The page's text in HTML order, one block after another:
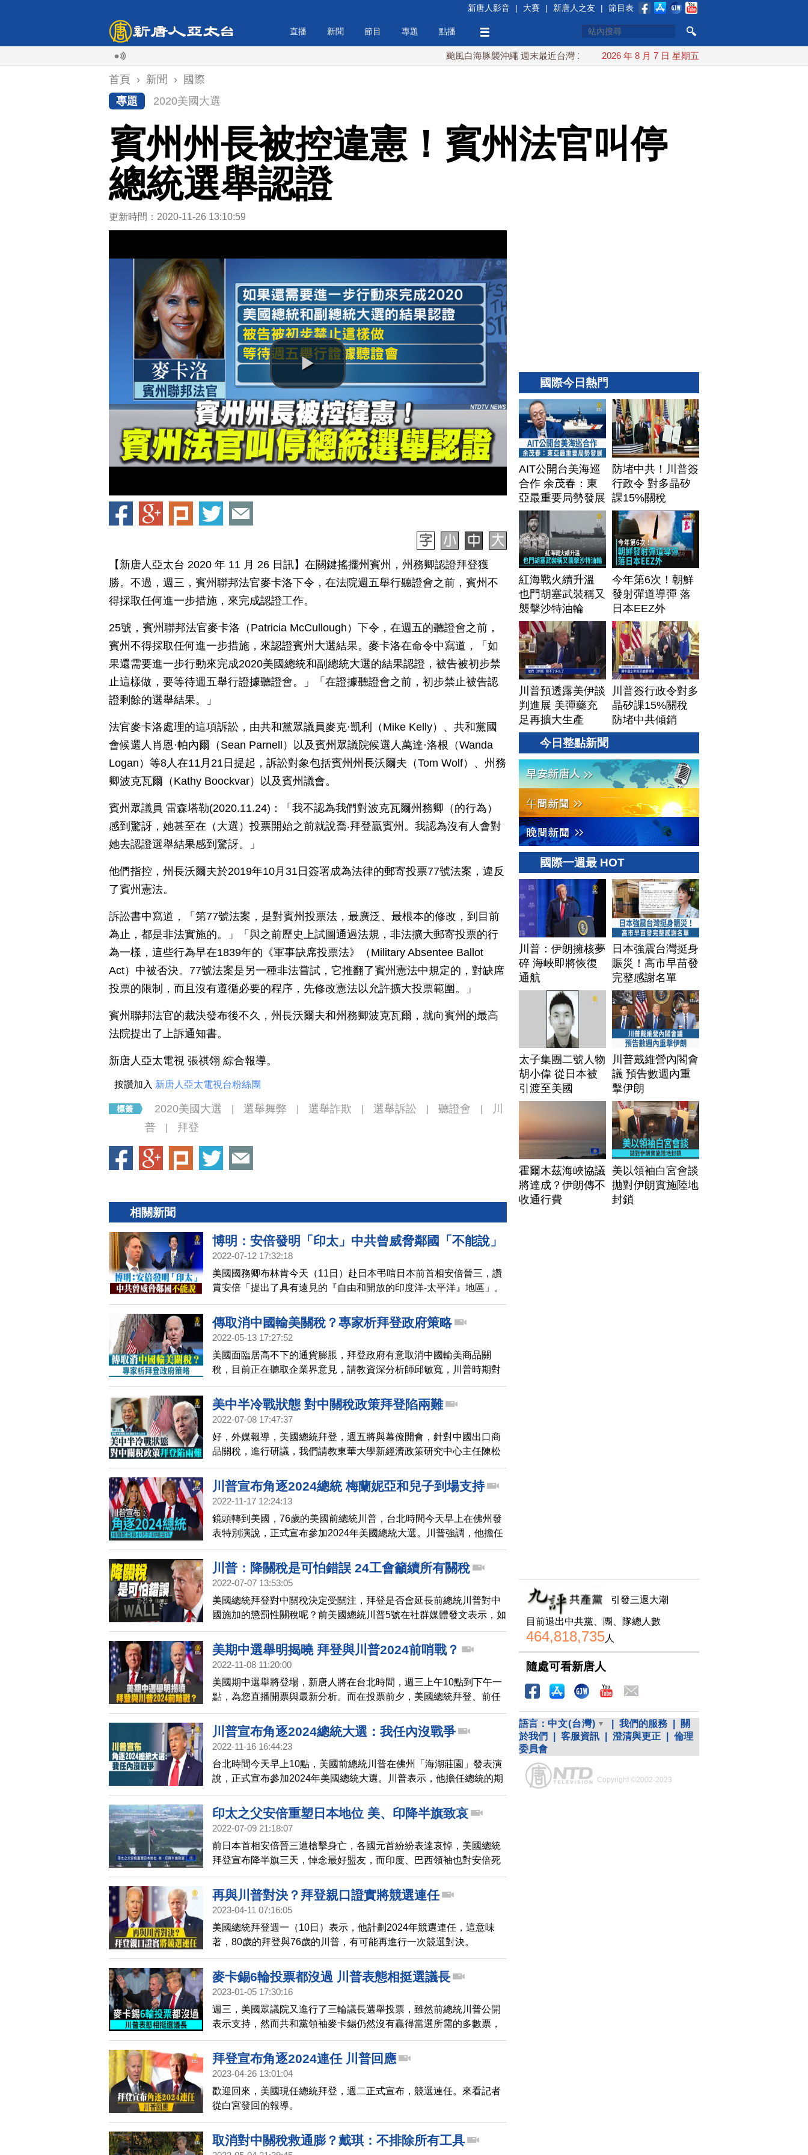
新唐人影音 | 大賽 | 新唐人之友 | 節目表
直播 新聞 節目 專題 點播
颱風白海豚襲沖繩 週末最近台灣 10日登陸浙江 川普預透露美伊談判進展 美彈藥充足再擴大生
2026 年 8 月 7 日 星期五
首頁 › 新聞 ›
國際
專題
2020美國大選
賓州州長被控違憲！賓州法官叫停
總統選舉認證
更新時間：2020-11-26 13:10:59
【新唐人亞太台 2020 年 11 月 26 日訊】在關鍵搖擺州賓州，州務卿認證拜登獲
勝。不過，週三，賓州聯邦法官麥卡洛下令，在法院週五舉行聽證會之前，賓州不
得採取任何進一步措施，來完成認證工作。
25號，賓州聯邦法官麥卡洛（Patricia McCullough）下令，在週五的聽證會之前，
賓州不得採取任何進一步措施，來認證賓州大選結果。麥卡洛在命令中寫道，「如
果還需要進一步行動來完成2020美國總統和副總統大選的結果認證，被告被初步禁
止這樣做，要等待週五舉行證據聽證會。」「在證據聽證會之前，初步禁止被告認
證剩餘的選舉結果。」
法官麥卡洛處理的這項訴訟，由共和黨眾議員麥克·凱利（Mike Kelly）、共和黨國
會候選人肖恩·帕內爾（Sean Parnell）以及賓州眾議院候選人萬達·洛根（Wanda
Logan）等8人在11月21日提起，訴訟對象包括賓州州長沃爾夫（Tom Wolf）、州務
卿波克瓦爾（Kathy Boockvar）以及賓州議會。
賓州眾議員 雷森塔勒(2020.11.24)：「我不認為我們對波克瓦爾州務卿（的行為）
感到驚訝，她甚至在（大選）投票開始之前就說喬‧拜登贏賓州。我認為沒有人會對
她去認證選舉結果感到驚訝。」
他們指控，州長沃爾夫於2019年10月31日簽署成為法律的郵寄投票77號法案，違反
了賓州憲法。
訴訟書中寫道，「第77號法案，是對賓州投票法，最廣泛、最根本的修改，到目前
為止，都是非法實施的。」「與之前歷史上試圖通過法規，非法擴大郵寄投票的行
為一樣，這些行為早在1839年的《軍事缺席投票法》（Military Absentee Ballot
Act）中被否決。77號法案是另一種非法嘗試，它推翻了賓州憲法中規定的，對缺席
投票的限制，而且沒有遵循必要的程序，先修改憲法以允許擴大投票範圍。」
賓州聯邦法官的裁決發布後不久，州長沃爾夫和州務卿波克瓦爾，就向賓州的最高
法院提出了上訴通知書。
新唐人亞太電視 張祺翎 綜合報導。
按讚加入 新唐人亞太電視台粉絲團
2020美國大選 選舉舞弊 選舉詐欺 選舉訴訟 聽證會
川
普
拜登
相關新聞
博明：安倍發明「印太」中共曾威脅鄰國「不能說」
2022-07-12 17:32:18
美國國務卿布林肯今天（11日）赴日本弔唁日本前首相安倍晉三，讚
賞安倍「提出了具有遠見的『自由和開放的印度洋-太平洋』地區」。
此前前白宮副國家安全顧問博明披露，安倍發明「印太」一詞影響深
遠；中共深知專用詞彙在塑造人們思維方面的力量，指示其外交官警
告鄰國絕不要說「印太」。然而威脅失敗了，這個詞開始廣泛傳播，
傳取消中國輸美關稅？專家析拜登政府策略
2022-05-13 17:27:52
美國面臨居高不下的通貨膨脹，拜登政府有意取消中國輸美商品關
稅，目前正在聽取企業界意見，請教資深分析師邱敏寬，川普時期對
中國出口關稅，如果全數取消，對美國經濟產生的「正面」影響？
「負面」衝擊會有哪一些，尤其2018年開始的美中貿易戰，開啟產業
鏈變遷，關稅如果喊卡，美中產業競逐可能走向什麼態勢？
美中半冷戰狀態 對中關稅政策拜登陷兩難
2022-07-08 17:47:37
好，外媒報導，美國總統拜登，週五將與幕僚開會，針對中國出口商
品關稅，進行研議，我們請教東華大學新經濟政策研究中心主任陳松
興教授，美國內部現在，包括行政團隊，還有企業界，其實對降關稅
有不同意見，加上美中關係依舊緊繃，您怎麼研判拜登政府後續政策
走向？
川普宣布角逐2024總統 梅蘭妮亞和兒子到場支持
2022-11-17 12:24:13
鏡頭轉到美國，76歲的美國前總統川普，台北時間今天早上在佛州發
表特別演說，正式宣布參加2024年美國總統大選。川普強調，他擔任
總統任內，沒有爆發戰爭，中共、俄羅斯、北韓都受到制約。外媒最
新民調指出，川普目前仍是共和黨內，競選總統的最受歡迎人選，佛
州州長德桑蒂斯排名第2。
川普：降關稅是可怕錯誤 24工會籲續所有關稅
2022-07-07 13:53:05
美國總統拜登對中關稅決定受關注，拜登是否會延長前總統川普對中
國施加的懲罰性關稅呢？前美國總統川普5號在社群媒體發文表示，如
果拜登政府決定通過取消對中關稅來對抗通膨，將是一個「可怕的錯
誤」。川普表示，「這樣做將讓中共收到有史以來最大的禮物。取消
這些關稅將是一個清晰的訊號，表明美國軟弱、效率低下，並且一切
過400件請求，要求維持對中關稅。其中，24個工會委員會要求，繼
續執行涵蓋價值3700億美元中國進口商品的所有關稅。
美期中選舉明揭曉 拜登與川普2024前哨戰？
2022-11-08 11:20:00
美國期中選舉將登場，新唐人將在台北時間，週三上午10點到下午一
點，為您直播開票與最新分析。而在投票前夕，美國總統拜登、前任
總統川普，分別在佛羅里達州、紐約州等地，為候選人造勢。川普在
佛州時還透露，可能再次參選總統，期中選舉是否成為，川普與拜登
2024前哨戰，受到關注。
川普宣布角逐2024總統大選：我任內沒戰爭
2022-11-16 16:44:23
台北時間今天早上10點，美國前總統川普在佛州「海湖莊園」發表演
說，正式宣布參加2024年美國總統大選。川普表示，他擔任總統的期
間，中共和俄羅斯政權都受到了制約，北韓沒有發射過一枚遠程飛
彈。但是拜登上任後，通貨膨脹、戰爭威脅等危機一一發生，呼籲美
國人民一起對抗大規模的腐敗力量。
印太之父安倍重塑日本地位 美、印降半旗致哀
2022-07-09 21:18:07
前日本首相安倍晉三遭槍擊身亡，各國元首紛紛表達哀悼，美國總統
拜登宣布降半旗三天，悼念最好盟友，而印度、巴西領袖也對安倍死
訊表達遺憾與哀悼。分析認為，安倍任職首相提升日本國家形象和國
際影響力。像是在推動自由開放的印太地區，促成美、日、印、澳，
四方安全對話，成為對抗中共野心擴張的堡壘。
再與川普對決？拜登親口證實將競選連任
2023-04-11 07:16:05
美國總統拜登週一（10日）表示，他計劃2024年競選連任，這意味
著，80歲的拜登與76歲的川普，有可能再進行一次競選對決。
麥卡錫6輪投票都沒過 川普表態相挺選議長
2023-01-05 17:30:16
週三，美國眾議院又進行了三輪議長選舉投票，雖然前總統川普公開
表示支持，然而共和黨領袖麥卡錫仍然沒有贏得當選所需的多數票，
令議長一職懸而未決。
拜登宣布角逐2024連任 川普回應
2023-04-26 13:01:04
歡迎回來，美國現任總統拜登，週二正式宣布，競選連任。來看記者
從白宮發回的報導。
取消對中關稅救通膨？戴琪：不排除所有工具
國際今日熱門
AIT公開台美海巡
合作 余茂春：東
亞最重要局勢發展
防堵中共！川普簽
行政令 對多晶矽
課15%關稅
紅海戰火續升溫
也門胡塞武裝稱又
襲擊沙特油輪
今年第6次！朝鮮
發射彈道導彈 落
日本EEZ外
川普預透露美伊談
判進展 美彈藥充
足再擴大生產
川普簽行政令對多
晶矽課15%關稅
防堵中共傾銷
今日整點新聞
國際一週最 HOT
川普：伊朗擁核夢
碎 海峽即將恢復
通航
日本強震台灣挺身
賑災！高市早苗發
完整感謝名單
太子集團二號人物
胡小偉 從日本被
引渡至美國
川普戴維營內閣會
議 預告數週內重
擊伊朗
霍爾木茲海峽協議
將達成？伊朗傳不
收通行費
美以領袖白宮會談
拋對伊朗實施陸地
封鎖
引發三退大潮
目前退出中共黨、團、隊總人數
464,818,735人
隨處可看新唐人
語言： 中文(台灣) 我們的服務
關
於我們
客服資訊 澄清與更正
倫理
委員會
Copyright ©2002-2023